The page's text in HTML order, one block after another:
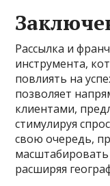
Рассылка и
инструмента,
повлиять на
позволяет
клиентами,
стимулируя
свою очередь,
масштабировать
расширяя